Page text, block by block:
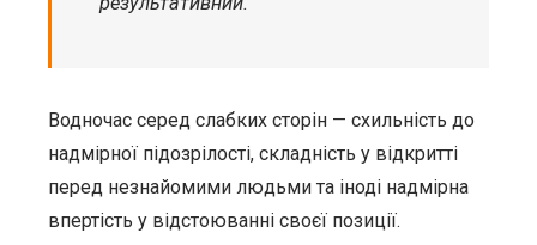
Водночас серед слабких сторін — схильність до
надмірної підозрілості, складність у відкритті
перед незнайомими людьми та іноді надмірна
впертість у відстоюванні своєї позиції.